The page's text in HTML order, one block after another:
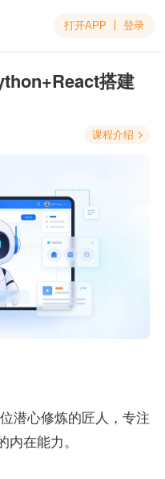
打开APP 登录
搭建
课程介绍 
潜心修炼的匠人，专注
内在能力。